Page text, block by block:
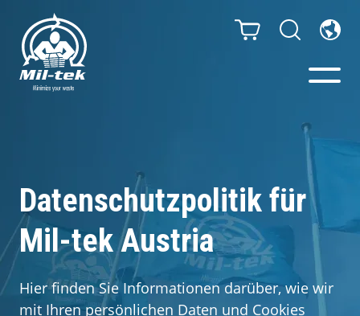
Webshop
Abfallsortiersystem
Ihr Unternehmen
Datenschutzpolitik für
Mil-tek Austria
Hier finden Sie Informationen darüber, wie wir
mit Ihren persönlichen Daten und Cookies